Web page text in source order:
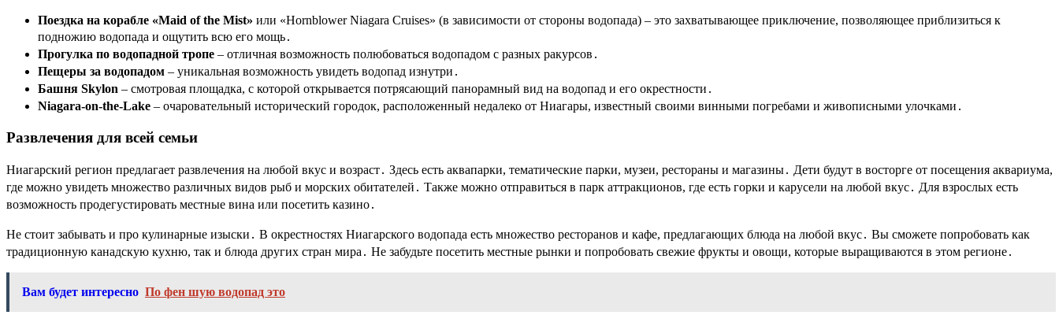
Поездка на корабле «Maid of the Mist» или «Hornblower Niagara Cruises» (в зависимости от стороны водопада) – это захватывающее приключение, позволяющее приблизиться к
подножию водопада и ощутить всю его мощь․
Прогулка по водопадной тропе – отличная возможность полюбоваться водопадом с разных ракурсов․
Пещеры за водопадом – уникальная возможность увидеть водопад изнутри․
Башня Skylon – смотровая площадка, с которой открывается потрясающий панорамный вид на водопад и его окрестности․
Niagara-on-the-Lake – очаровательный исторический городок, расположенный недалеко от Ниагары, известный своими винными погребами и живописными улочками․
Развлечения для всей семьи
Ниагарский регион предлагает развлечения на любой вкус и возраст․ Здесь есть аквапарки, тематические парки, музеи, рестораны и магазины․ Дети будут в восторге от посещения аквариума,
где можно увидеть множество различных видов рыб и морских обитателей․ Также можно отправиться в парк аттракционов, где есть горки и карусели на любой вкус․ Для взрослых есть
возможность продегустировать местные вина или посетить казино․
Не стоит забывать и про кулинарные изыски․ В окрестностях Ниагарского водопада есть множество ресторанов и кафе, предлагающих блюда на любой вкус․ Вы сможете попробовать как
традиционную канадскую кухню, так и блюда других стран мира․ Не забудьте посетить местные рынки и попробовать свежие фрукты и овощи, которые выращиваются в этом регионе․
Вам будет интересно По фен шую водопад это